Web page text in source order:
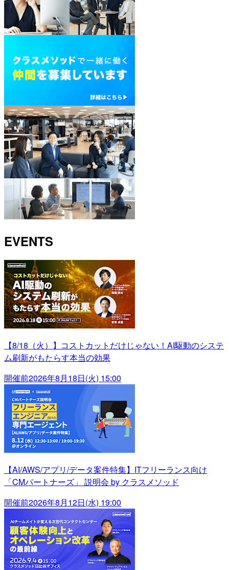
EVENTS
【8/18（火）】コストカットだけじゃない！AI駆動のシステ
ム刷新がもたらす本当の効果
開催前2026年8月18日(火) 15:00
【AI/AWS/アプリ/データ案件特集】ITフリーランス向け
「CMパートナーズ」 説明会 by クラスメソッド
開催前2026年8月12日(水) 19:00